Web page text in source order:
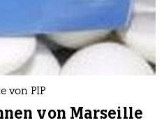
von PIP
von Marseille